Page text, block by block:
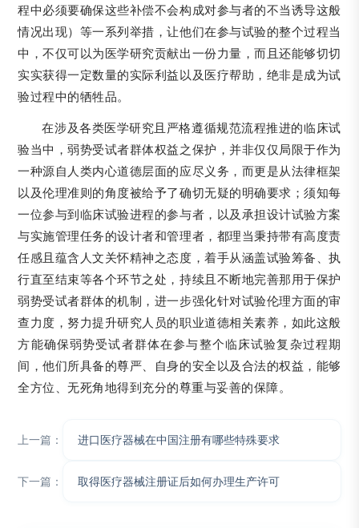
程中必须要确保这些补偿不会构成对参与者的不当诱导这般
情况出现）等一系列举措，让他们在参与试验的整个过程当
中，不仅可以为医学研究贡献出一份力量，而且还能够切切
实实获得一定数量的实际利益以及医疗帮助，绝非是成为试
验过程中的牺牲品。
在涉及各类医学研究且严格遵循规范流程推进的临床试
验当中，弱势受试者群体权益之保护，并非仅仅局限于作为
一种源自人类内心道德层面的应尽义务，而更是从法律框架
以及伦理准则的角度被给予了确切无疑的明确要求；须知每
一位参与到临床试验进程的参与者，以及承担设计试验方案
与实施管理任务的设计者和管理者，都理当秉持带有高度责
任感且蕴含人文关怀精神之态度，着手从涵盖试验筹备、执
行直至结束等各个环节之处，持续且不断地完善那用于保护
弱势受试者群体的机制，进一步强化针对试验伦理方面的审
查力度，努力提升研究人员的职业道德相关素养，如此这般
方能确保弱势受试者群体在参与整个临床试验复杂过程期
间，他们所具备的尊严、自身的安全以及合法的权益，能够
全方位、无死角地得到充分的尊重与妥善的保障。
上一篇： 进口医疗器械在中国注册有哪些特殊要求​
下一篇： 取得医疗器械注册证后如何办理生产许可​